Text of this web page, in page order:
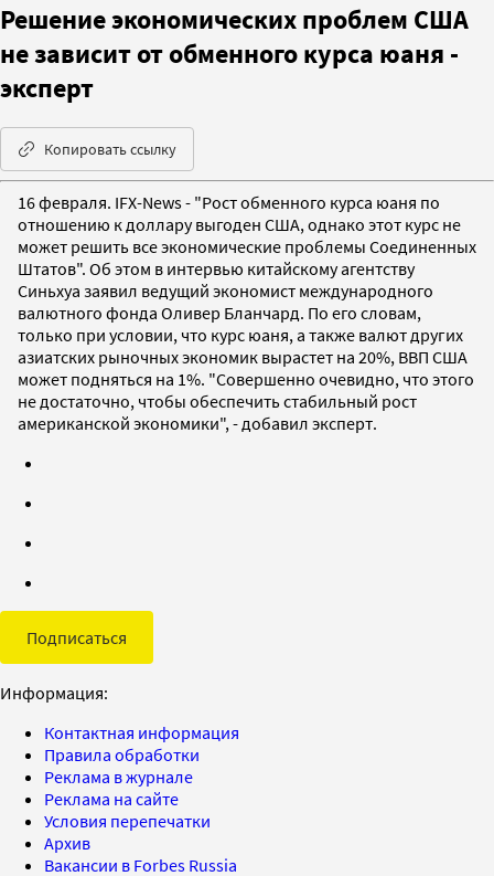
Решение экономических проблем США
не зависит от обменного курса юаня -
эксперт
Копировать ссылку
16 февраля. IFX-News - "Рост обменного курса юаня по
отношению к доллару выгоден США, однако этот курс не
может решить все экономические проблемы Соединенных
Штатов". Об этом в интервью китайскому агентству
Синьхуа заявил ведущий экономист международного
валютного фонда Оливер Бланчард. По его словам,
только при условии, что курс юаня, а также валют других
азиатских рыночных экономик вырастет на 20%, ВВП США
может подняться на 1%. "Совершенно очевидно, что этого
не достаточно, чтобы обеспечить стабильный рост
американской экономики", - добавил эксперт.
Подписаться
Информация:
Контактная информация
Правила обработки
Реклама в журнале
Реклама на сайте
Условия перепечатки
Архив
Вакансии в Forbes Russia